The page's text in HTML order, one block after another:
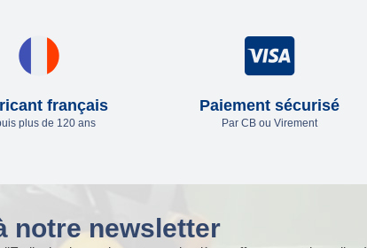
français
plus de 120 ans
Paiement sécurisé
Par CB ou Virement
notre newsletter